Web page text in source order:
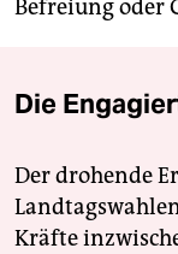
Befreiung oder
Die
Der drohende
Kräfte